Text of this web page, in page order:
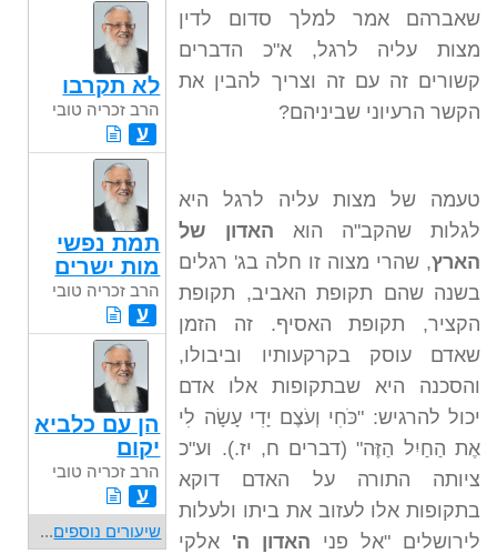
שאברהם אמר למלך סדום לדין
מצות עליה לרגל, א"כ הדברים
קשורים זה עם זה וצריך להבין את
הקשר הרעיוני שביניהם?
טעמה של מצות עליה לרגל היא
לגלות שהקב"ה הואהאדון של
הארץ, שהרי מצוה זו חלה בג' רגלים
בשנה שהם תקופת האביב, תקופת
הקציר, תקופת האסיף. זה הזמן
שאדם עוסק בקרקעותיו וביבולו,
והסכנה היא שבתקופות אלו אדם
יכול להרגיש: "כֹּחִי וְעֹצֶם יָדִי עָשָׂה לִי
אֶת הַחַיִל הַזֶּה" (דברים ח, יז.). וע"כ
ציותה התורה על האדם דוקא
בתקופות אלו לעזוב את ביתו ולעלות
לירושלים "אל פני האדון ה' אלקי
לא תקרבו
הרב זכריה טובי
ע
תמת נפשי
מות ישרים
הרב זכריה טובי
ע
הן עם כלביא
יקום
הרב זכריה טובי
ע
שיעורים נוספים...